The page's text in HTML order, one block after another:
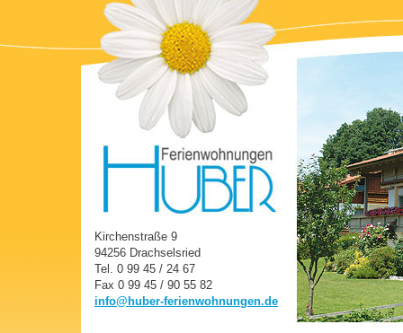
Kirchenstraße 9
94256 Drachselsried
Tel. 0 99 45 / 24 67
Fax 0 99 45 / 90 55 82
info@huber-ferienwohnungen.de